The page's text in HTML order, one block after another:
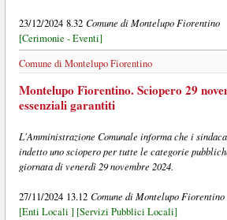
23/12/2024 8.32 Comune di Montelupo Fiorentino
[Cerimonie - Eventi]
Comune di Montelupo Fiorentino
Montelupo Fiorentino. Sciopero 29
essenziali garantiti
L'Amministrazione Comunale informa che i
indetto uno sciopero per tutte le categorie
giornata di venerdì 29 novembre 2024.
27/11/2024 13.12 Comune di Montelupo Fiorentino
[Enti Locali ] [Servizi Pubblici Locali]